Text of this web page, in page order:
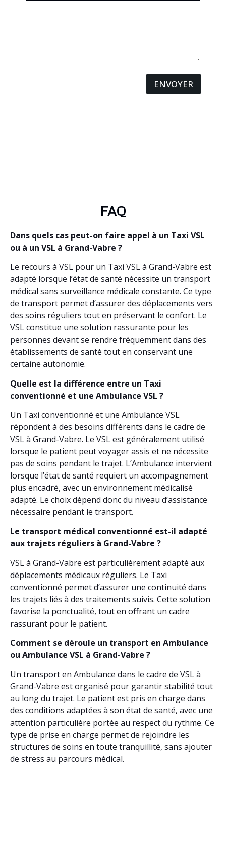
ENVOYER
FAQ
Dans quels cas peut-on faire appel à un Taxi VSL
ou à un VSL à Grand-Vabre ?
Le recours à VSL pour un Taxi VSL à Grand-Vabre est
adapté lorsque l’état de santé nécessite un transport
médical sans surveillance médicale constante. Ce type
de transport permet d’assurer des déplacements vers
des soins réguliers tout en préservant le confort. Le
VSL constitue une solution rassurante pour les
personnes devant se rendre fréquemment dans des
établissements de santé tout en conservant une
certaine autonomie.
Quelle est la différence entre un Taxi
conventionné et une Ambulance VSL ?
Un Taxi conventionné et une Ambulance VSL
répondent à des besoins différents dans le cadre de
VSL à Grand-Vabre. Le VSL est généralement utilisé
lorsque le patient peut voyager assis et ne nécessite
pas de soins pendant le trajet. L’Ambulance intervient
lorsque l’état de santé requiert un accompagnement
plus encadré, avec un environnement médicalisé
adapté. Le choix dépend donc du niveau d’assistance
nécessaire pendant le transport.
Le transport médical conventionné est-il adapté
aux trajets réguliers à Grand-Vabre ?
VSL à Grand-Vabre est particulièrement adapté aux
déplacements médicaux réguliers. Le Taxi
conventionné permet d’assurer une continuité dans
les trajets liés à des traitements suivis. Cette solution
favorise la ponctualité, tout en offrant un cadre
rassurant pour le patient.
Comment se déroule un transport en Ambulance
ou Ambulance VSL à Grand-Vabre ?
Un transport en Ambulance dans le cadre de VSL à
Grand-Vabre est organisé pour garantir stabilité tout
au long du trajet. Le patient est pris en charge dans
des conditions adaptées à son état de santé, avec une
attention particulière portée au respect du rythme. Ce
type de prise en charge permet de rejoindre les
structures de soins en toute tranquillité, sans ajouter
de stress au parcours médical.